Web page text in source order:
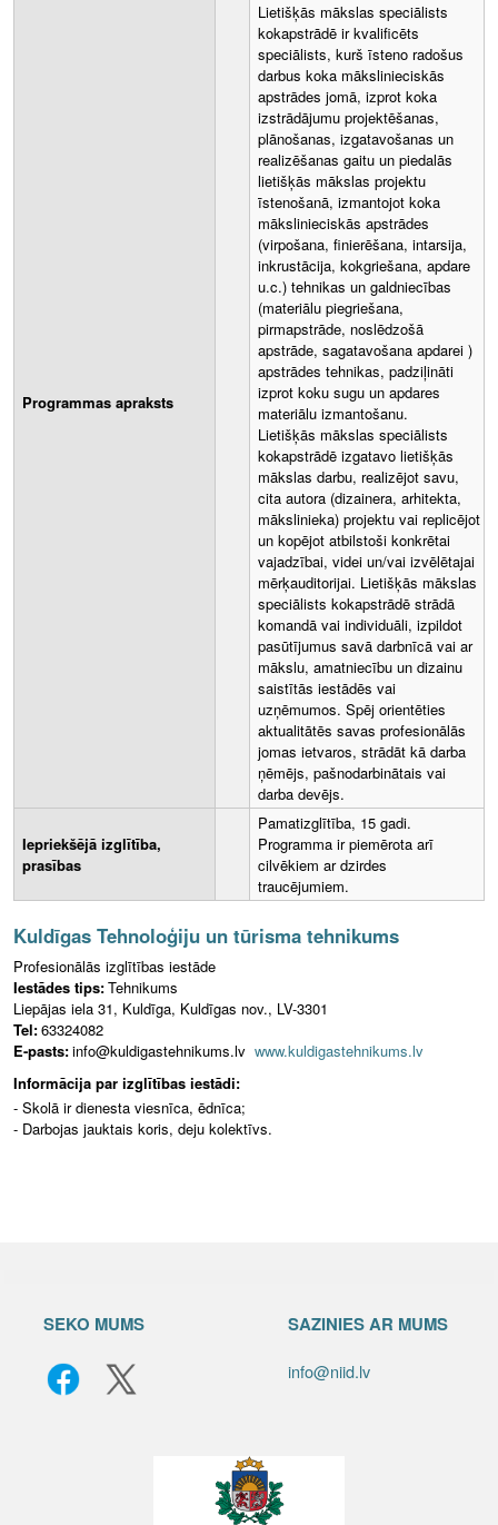
Programmas apraksts
Lietišķās mākslas speciālists
kokapstrādē ir kvalificēts
speciālists, kurš īsteno radošus
darbus koka mākslinieciskās
apstrādes jomā, izprot koka
izstrādājumu projektēšanas,
plānošanas, izgatavošanas un
realizēšanas gaitu un piedalās
lietišķās mākslas projektu
īstenošanā, izmantojot koka
mākslinieciskās apstrādes
(virpošana, finierēšana, intarsija,
inkrustācija, kokgriešana, apdare
u.c.) tehnikas un galdniecības
(materiālu piegriešana,
pirmapstrāde, noslēdzošā
apstrāde, sagatavošana apdarei )
apstrādes tehnikas, padziļināti
izprot koku sugu un apdares
materiālu izmantošanu.
Lietišķās mākslas speciālists
kokapstrādē izgatavo lietišķās
mākslas darbu, realizējot savu,
cita autora (dizainera, arhitekta,
mākslinieka) projektu vai replicējot
un kopējot atbilstoši konkrētai
vajadzībai, videi un/vai izvēlētajai
mērķauditorijai. Lietišķās mākslas
speciālists kokapstrādē strādā
komandā vai individuāli, izpildot
pasūtījumus savā darbnīcā vai ar
mākslu, amatniecību un dizainu
saistītās iestādēs vai
uzņēmumos. Spēj orientēties
aktualitātēs savas profesionālās
jomas ietvaros, strādāt kā darba
ņēmējs, pašnodarbinātais vai
darba devējs.
Iepriekšējā izglītība,
prasības
Pamatizglītība, 15 gadi.
Programma ir piemērota arī
cilvēkiem ar dzirdes
traucējumiem.
Kuldīgas Tehnoloģiju un tūrisma tehnikums
Profesionālās izglītības iestāde
Iestādes tips:Tehnikums
Liepājas iela 31, Kuldīga, Kuldīgas nov., LV-3301
Tel:63324082
E-pasts:info@kuldigastehnikums.lv www.kuldigastehnikums.lv
Informācija par izglītības iestādi:
- Skolā ir dienesta viesnīca, ēdnīca;
- Darbojas jauktais koris, deju kolektīvs.
SEKO MUMS SAZINIES AR MUMS
info@niid.lv